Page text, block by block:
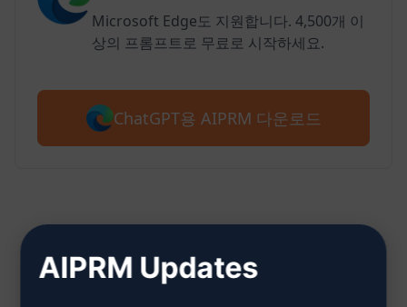
Microsoft Edge도 지원합니다. 4,500개 이
상의 프롬프트로 무료로 시작하세요.
ChatGPT용 AIPRM 다운로드
2단계: ChatGPT 계정 만들기
AIPRM Updates